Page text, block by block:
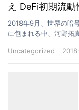
え DeFi初期流
2018年9月、世界の暗
に包まれる中、河野拓
Uncategorized